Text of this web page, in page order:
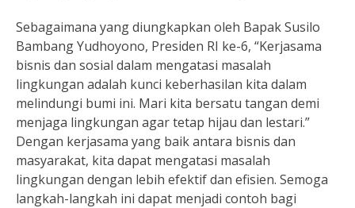
Sebagaimana yang diungkapkan oleh Bapak Susilo
Bambang Yudhoyono, Presiden RI ke-6, “Kerjasama
bisnis dan sosial dalam mengatasi masalah
lingkungan adalah kunci keberhasilan kita dalam
melindungi bumi ini. Mari kita bersatu tangan demi
menjaga lingkungan agar tetap hijau dan lestari.”
Dengan kerjasama yang baik antara bisnis dan
masyarakat, kita dapat mengatasi masalah
lingkungan dengan lebih efektif dan efisien. Semoga
langkah-langkah ini dapat menjadi contoh bagi